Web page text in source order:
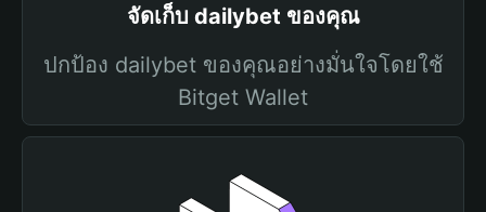
จัดเก็บ dailybet ของคุณ
ปกป้อง dailybet ของคุณอย่างมั่นใจโดยใช้
Bitget Wallet